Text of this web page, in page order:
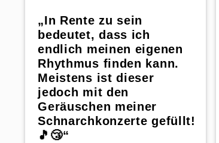
„In Rente zu sein
bedeutet, dass ich
endlich meinen eigenen
Rhythmus finden kann.
Meistens ist dieser
jedoch mit den
Geräuschen meiner
Schnarchkonzerte gefüllt!
🎵😴“